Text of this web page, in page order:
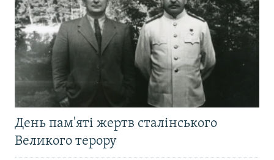
День пам'яті жертв сталінського
Великого терору